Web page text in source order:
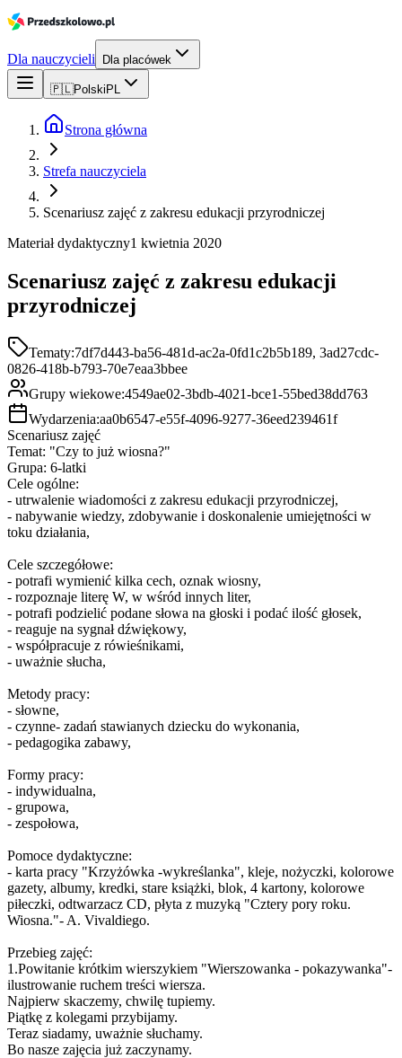
Dla nauczycieli Dla placówek
🇵🇱Polski PL
Strona główna
Strefa nauczyciela
Scenariusz zajęć z zakresu edukacji przyrodniczej
Materiał dydaktyczny1 kwietnia 2020
Scenariusz zajęć z zakresu edukacji
przyrodniczej
Tematy:7df7d443-ba56-481d-ac2a-0fd1c2b5b189, 3ad27cdc-
0826-418b-b793-70e7eaa3bbee
Grupy wiekowe:4549ae02-3bdb-4021-bce1-55bed38dd763
Wydarzenia:aa0b6547-e55f-4096-9277-36eed239461f
Scenariusz zajęć
Temat: "Czy to już wiosna?"
Grupa: 6-latki
Cele ogólne:
- utrwalenie wiadomości z zakresu edukacji przyrodniczej,
- nabywanie wiedzy, zdobywanie i doskonalenie umiejętności w
toku działania,
Cele szczegółowe:
- potrafi wymienić kilka cech, oznak wiosny,
- rozpoznaje literę W, w wśród innych liter,
- potrafi podzielić podane słowa na głoski i podać ilość głosek,
- reaguje na sygnał dźwiękowy,
- współpracuje z rówieśnikami,
- uważnie słucha,
Metody pracy:
- słowne,
- czynne- zadań stawianych dziecku do wykonania,
- pedagogika zabawy,
Formy pracy:
- indywidualna,
- grupowa,
- zespołowa,
Pomoce dydaktyczne:
- karta pracy "Krzyżówka -wykreślanka", kleje, nożyczki, kolorowe
gazety, albumy, kredki, stare książki, blok, 4 kartony, kolorowe
piłeczki, odtwarzacz CD, płyta z muzyką "Cztery pory roku.
Wiosna."- A. Vivaldiego.
Przebieg zajęć:
1.Powitanie krótkim wierszykiem "Wierszowanka - pokazywanka"-
ilustrowanie ruchem treści wiersza.
Najpierw skaczemy, chwilę tupiemy.
Piątkę z kolegami przybijamy.
Teraz siadamy, uważnie słuchamy.
Bo nasze zajęcia już zaczynamy.